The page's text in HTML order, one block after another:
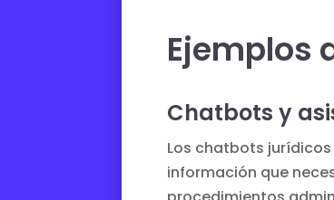
Ejemplos
Chatbots y
Los chatbots
información que